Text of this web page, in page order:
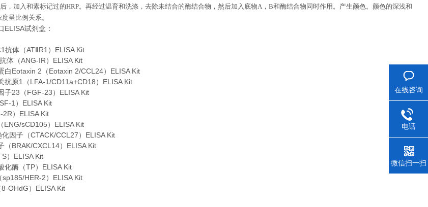
，加入和素标记过的HRP。再经过温育和洗涤，去除未结合的酶结合物，然后加入底物A ， B和酶结合物同时作用。产生颜色。颜色的深浅和
度呈比例关系。
ELISA试剂盒：
抗体（ATⅡR1）ELISA Kit
体（ANG-ⅠR）ELISA Kit
白Eotaxin 2（Eotaxin 2/CCL24）ELISA Kit
抗原1（LFA-1/CD11a+CD18）ELISA Kit
子23（FGF-23）ELISA Kit
1）ELISA Kit
2R）ELISA Kit
ENG/sCD105）ELISA Kit
因子（CTACK/CCL27）ELISA Kit
（BRAK/CXCL14）ELISA Kit
）ELISA Kit
化酶（TP）ELISA Kit
sp185/HER-2）ELISA Kit
OHdG）ELISA Kit
在线咨询
电话
微信扫一扫